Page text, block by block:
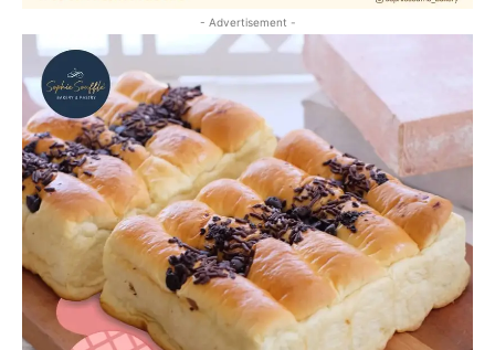
- Advertisement -